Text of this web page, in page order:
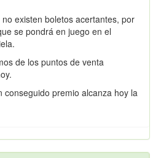
existen boletos acertantes, por
se pondrá en juego en el
de los puntos de venta
conseguido premio alcanza hoy la